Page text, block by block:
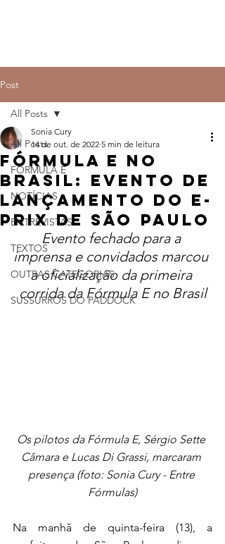
Post
All Posts
FÓRMULA E
NOTÍCIAS
ENTREVISTAS
TEXTOS
OUTRAS CATEGORIAS
SUSSURROS DO PADDOCK
All Posts
Fórmula E no
Brasil: Evento de
lançamento do E-
Prix de São Paulo
Sonia Cury
14 de out. de 2022 5 min de leitura
Evento fechado para a
imprensa e convidados marcou
a oficialização da primeira
corrida da Fórmula E no Brasil
Os pilotos da Fórmula E, Sérgio Sette
Câmara e Lucas Di Grassi, marcaram
presença (foto: Sonia Cury - Entre
Fórmulas)
Na manhã de quinta-feira (13), a